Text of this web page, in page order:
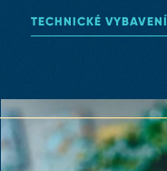
TECHNICKÉ VYBAVENÍ